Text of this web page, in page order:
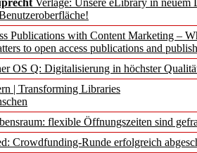
Verlage: Unsere eLibrary in neuem
Publications with Content Marketing –
to open access publications and
OS Q: Digitalisierung in höchster
| Transforming Libraries
flexible Öffnungszeiten sind
Crowdfunding-Runde erfolgreich
von
prägen. [